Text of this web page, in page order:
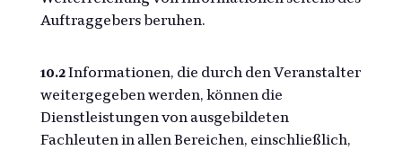
Auftraggebers beruhen.
10.2Informationen, die durch den Veranstalter
weitergegeben werden, können die
Dienstleistungen von ausgebildeten
Fachleuten in allen Bereichen, einschließlich,